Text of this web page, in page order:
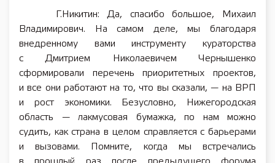
Г.Никитин: Да, спасибо большое, Михаил
Владимирович. На самом деле, мы благодаря
внедренному вами инструменту кураторства
с Дмитрием Николаевичем Чернышенко
сформировали перечень приоритетных проектов,
и все они работают на то, что вы сказали, — на ВРП
и рост экономики. Безусловно, Нижегородская
область — лакмусовая бумажка, по нам можно
судить, как страна в целом справляется с барьерами
и вызовами. Помните, когда мы встречались